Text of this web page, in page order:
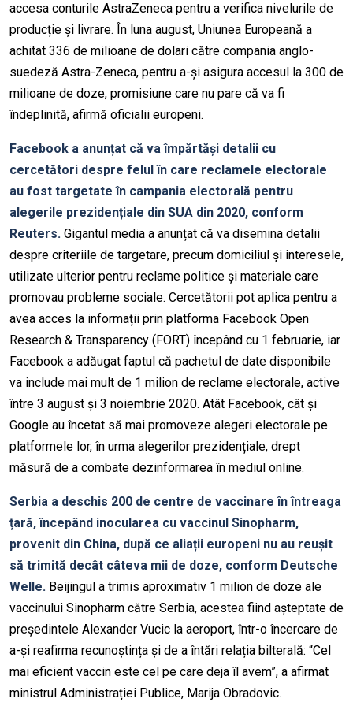
accesa conturile AstraZeneca pentru a verifica nivelurile de
producție și livrare. În luna august, Uniunea Europeană a
achitat 336 de milioane de dolari către compania anglo-
suedeză Astra-Zeneca, pentru a-și asigura accesul la 300 de
milioane de doze, promisiune care nu pare că va fi
îndeplinită, afirmă oficialii europeni.
Facebook a anunțat că va împărtăși detalii cu
cercetători despre felul în care reclamele electorale
au fost targetate în campania electorală pentru
alegerile prezidențiale din SUA din 2020, conform
Reuters. Gigantul media a anunțat că va disemina detalii
despre criteriile de targetare, precum domiciliul și interesele,
utilizate ulterior pentru reclame politice și materiale care
promovau probleme sociale. Cercetătorii pot aplica pentru a
avea acces la informații prin platforma Facebook Open
Research & Transparency (FORT) începând cu 1 februarie, iar
Facebook a adăugat faptul că pachetul de date disponibile
va include mai mult de 1 milion de reclame electorale, active
între 3 august și 3 noiembrie 2020. Atât Facebook, cât și
Google au încetat să mai promoveze alegeri electorale pe
platformele lor, în urma alegerilor prezidențiale, drept
măsură de a combate dezinformarea în mediul online.
Serbia a deschis 200 de centre de vaccinare în întreaga
țară, începând inocularea cu vaccinul Sinopharm,
provenit din China, după ce aliații europeni nu au reușit
să trimită decât câteva mii de doze, conform Deutsche
Welle. Beijingul a trimis aproximativ 1 milion de doze ale
vaccinului Sinopharm către Serbia, acestea fiind așteptate de
președintele Alexander Vucic la aeroport, într-o încercare de
a-și reafirma recunoștința și de a întări relația bilterală: “Cel
mai eficient vaccin este cel pe care deja îl avem”, a afirmat
ministrul Administrației Publice, Marija Obradovic.